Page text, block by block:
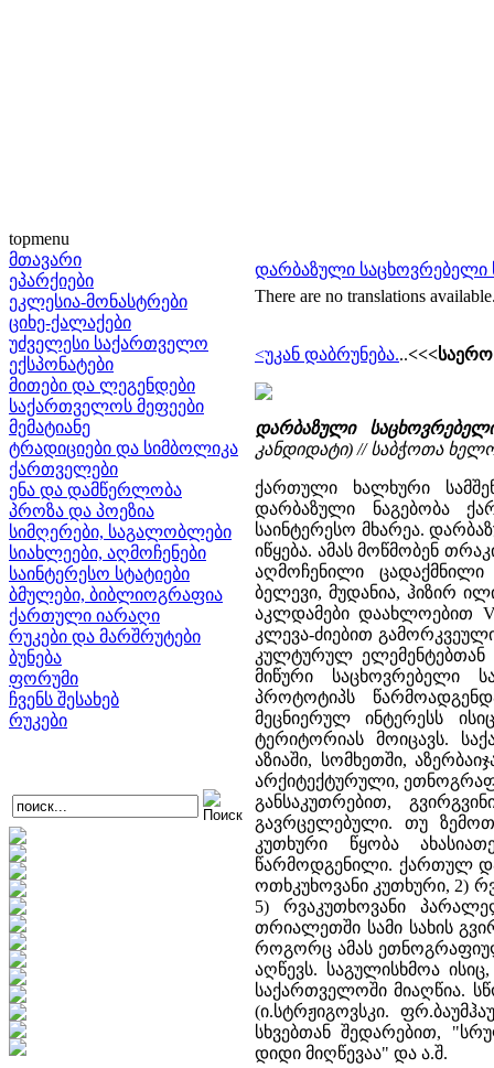
topmenu
მთავარი
ეპარქიები
ეკლესია-მონასტრები
ციხე-ქალაქები
უძველესი საქართველო
ექსპონატები
მითები და ლეგენდები
საქართველოს მეფეები
მემატიანე
ტრადიციები და სიმბოლიკა
ქართველები
ენა და დამწერლობა
პროზა და პოეზია
სიმღერები, საგალობლები
სიახლეები, აღმოჩენები
საინტერესო სტატიები
ბმულები, ბიბლიოგრაფია
ქართული იარაღი
რუკები და მარშრუტები
ბუნება
ფორუმი
ჩვენს შესახებ
რუკები
დარბაზული საცხოვრებელი
There are no translations
<უკან დაბრუნება...<<<საერო
დარბაზული
კანდიდატი) // საბჭოთა
ქართული ხალხური
დარბაზული ნაგებობა
საინტერესო მხარეა.
იწყება. ამას მოწმობენ
აღმოჩენილი
ბელევი, მუდანია, ჰიზირ
აკლდამები დაახლოებით
კლევა-ძიებით
კულტურულ ელემენტებთან
მიწური საცხოვრებელი
პროტოტიპს
მეცნიერულ ინტერესს
ტერიტორიას მოიცავს.
აზიაში, სომხეთში,
არქიტექტურული,
განსაკუთრებით,
გავრცელებული. თუ
კუთხური წყობა
წარმოდგენილი. ქართულ
ოთხკუხოვანი კუთხური, 2)
5) რვაკუთხოვანი
თრიალეთში სამი სახის
როგორც ამას
აღწევს. საგულისხმოა
საქართველოში მიაღწია.
(ი.სტრჟიგოვსკი.
სხვებთან შედარებით,
დიდი მიღწევაა" და ა.შ.